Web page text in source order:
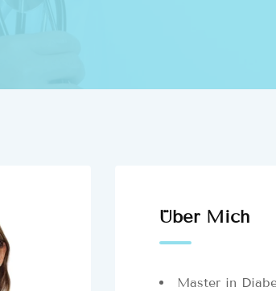
Über Mich
Master in